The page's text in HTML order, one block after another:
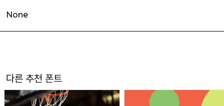
None
다른 추천 폰트